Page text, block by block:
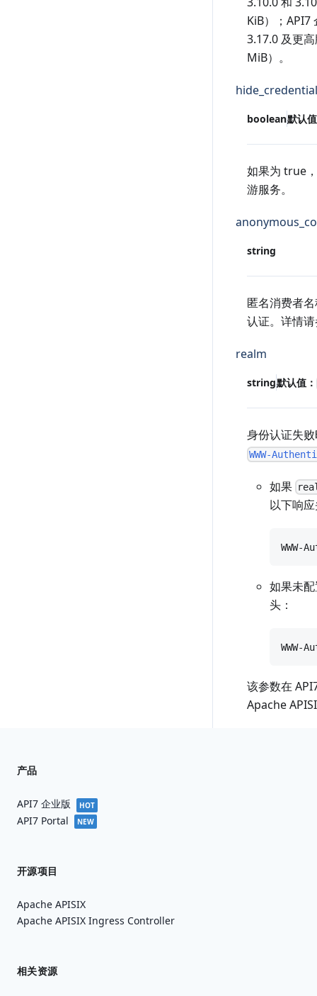
KiB）；API7
3.17.0 及更
MiB）。
boolean默认
如果为 true
游服务。
string
匿名消费者
认证。详情
realm
string默认值：
身份认证失
WWW-
如果
以下响
如果未
头：
该参数在
Apache
产品
API7 企业版 HOT
API7 Portal NEW
开源项目
Apache APISIX
Apache APISIX Ingress Controller
相关资源